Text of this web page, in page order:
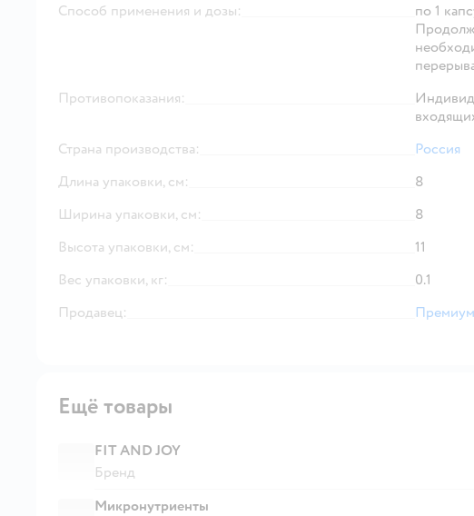
Способ применения и дозы:
по 1
Противопоказания:
Страна производства:
Россия
Длина упаковки, см:
8
Ширина упаковки, см:
8
Высота упаковки, см:
11
Вес упаковки, кг:
0.1
Продавец:
Ещё товары
FIT AND JOY
Бренд
Микронутриенты